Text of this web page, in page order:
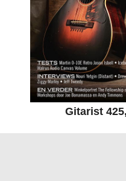
Gitarist